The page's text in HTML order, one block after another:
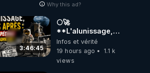
Why this ad?
3:46:45
🌕🚀
**L'alunissage,
57 ans après :
Émission spéciale
avec John Doe
Infos et vérité
19 hours ago
1.1 k
views